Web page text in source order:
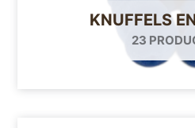
KNUFFELS
23